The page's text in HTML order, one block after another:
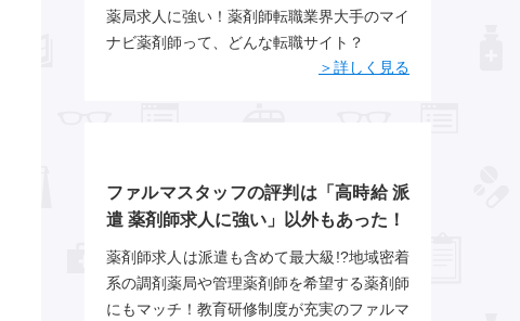
薬局求人に強い！薬剤師転職業界大手のマイ
ナビ薬剤師って、どんな転職サイト？
＞詳しく見る
ファルマスタッフの評判は「高時給 派
遣 薬剤師求人に強い」以外もあった！
薬剤師求人は派遣も含めて最大級!?地域密着
系の調剤薬局や管理薬剤師を希望する薬剤師
にもマッチ！教育研修制度が充実のファルマ